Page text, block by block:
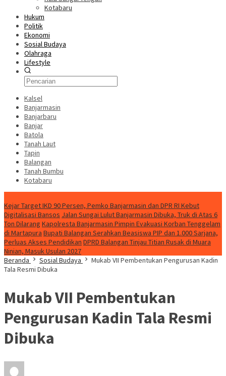
Kotabaru
Hukum
Politik
Ekonomi
Sosial Budaya
Olahraga
Lifestyle
Kalsel
Banjarmasin
Banjarbaru
Banjar
Batola
Tanah Laut
Tapin
Balangan
Tanah Bumbu
Kotabaru
Kejar Target IKD 90 Persen, Pemko Banjarmasin dan DPR RI Kebut
Digitalisasi Bansos Jalan Sungai Lulut Banjarmasin Dibuka, Truk di Atas 6
Ton Dilarang Kapolresta Banjarmasin Pimpin Evakuasi Korban Tenggelam
di Martapura Bupati Balangan Serahkan Beasiswa PIP dan 1.000 Sarjana,
Perluas Akses Pendidikan DPRD Balangan Tinjau Titian Rusak di Muara
Ninian, Masuk Usulan 2027
Beranda
Sosial Budaya
Mukab VII Pembentukan Pengurusan Kadin
Tala Resmi Dibuka
Mukab VII Pembentukan
Pengurusan Kadin Tala Resmi
Dibuka